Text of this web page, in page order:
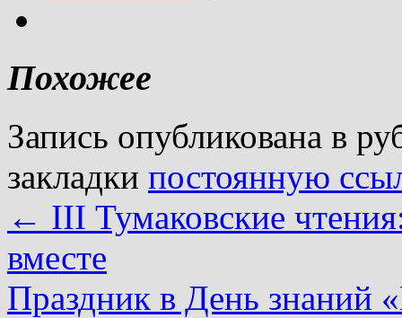
Похожее
Запись опубликована в
закладки постоянную
← III Тумаковские
вместе
Праздник в День знаний